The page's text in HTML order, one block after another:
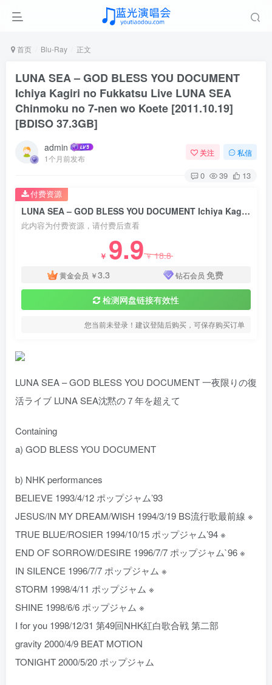
首页 Blu-Ray 正文
LUNA SEA – GOD BLESS YOU DOCUMENT
Ichiya Kagiri no Fukkatsu Live LUNA SEA
Chinmoku no 7-nen wo Koete [2011.10.19]
[BDISO 37.3GB]
admin
1个月前发布
关注 私信
0 39 13
LUNA SEA – GOD BLESS YOU DOCUMENT Ichiya Kagiri no Fukkatsu Live LUNA SEA Chinmoku no 7-nen wo Koete [2011.10.19] [BDISO 37.3GB]
此内容为付费资源，请付费后查看
￥ 9.9￥18.8
黄金会员 ￥3.3 钻石会员 免费
检测网盘链接有效性
您当前未登录！建议登陆后购买，可保存购买订单
付费资源
LUNA SEA – GOD BLESS YOU DOCUMENT 一夜限りの復
活ライブ LUNA SEA沈黙の７年を超えて
Containing
a) GOD BLESS YOU DOCUMENT
b) NHK performances
BELIEVE 1993/4/12 ポップジャム’93
JESUS/IN MY DREAM/WISH 1994/3/19 BS流行歌最前線 ※
TRUE BLUE/ROSIER 1994/10/15 ポップジャム’94 ※
END OF SORROW/DESIRE 1996/7/7 ポップジャム`96 ※
IN SILENCE 1996/7/7 ポップジャム ※
STORM 1998/4/11 ポップジャム ※
SHINE 1998/6/6 ポップジャム ※
I for you 1998/12/31 第49回NHK紅白歌合戦 第二部
gravity 2000/4/9 BEAT MOTION
TONIGHT 2000/5/20 ポップジャム